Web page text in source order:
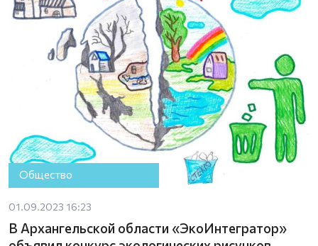
Общество
01.09.2023 16:23
В Архангельской области «ЭкоИнтегратор»